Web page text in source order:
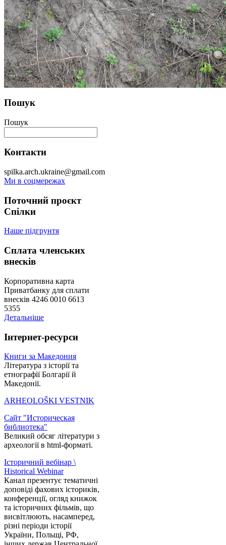
Пошук
Пошук
Контакти
spilka.arch.ukraine@gmail.com
Ми в соцмережах
Поточний проєкт
Спілки
Наше підгрунтя
Сплата членських
внесків
Корпоративна карта
Приватбанку для сплати
внесків 4246 0010 6613
5355
Детальніше
Інтернет-ресурси
Книги за Македония
Література з історії та
етнографії Болгарії й
Македонії.
ARHEOLOŠKI VESTNIK
Сайт "Историческая
библиотека"
Великий обсяг літератури з
археології в html-форматі.
Історичний вебінар \
Historical Webinar
Канал презентує тематичні
доповіді фахових істориків,
конференції, огляд книжок
та історичних фільмів, що
висвітлюють, насамперед,
різні періоди історії
України, Польщі, РФ,